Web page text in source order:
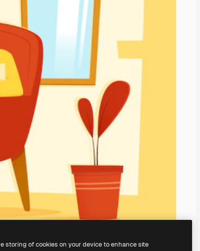
storing of cookies on your device to enhance site